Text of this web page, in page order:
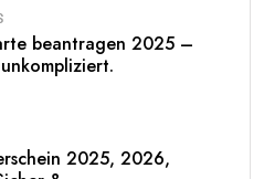
beantragen 2025 –
2025, 2026,